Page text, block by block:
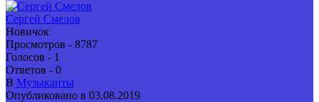
Сергей Смелов
Новичок
Просмотров - 8787
Голосов - 1
Ответов - 0
В Музыканты
Опубликовано в 03.08.2019